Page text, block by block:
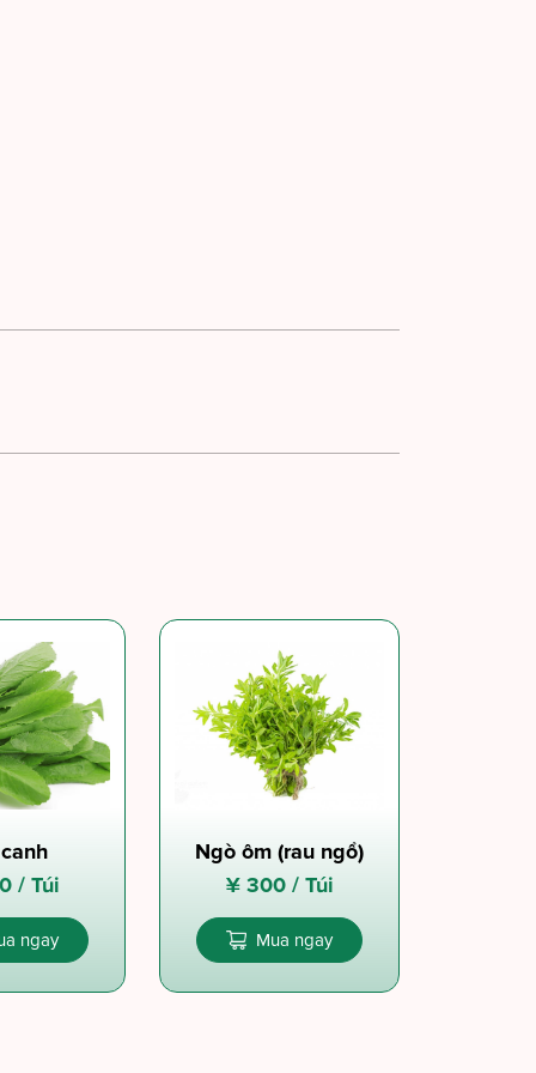
/ Túi
ngay
Ngò ôm (rau ngổ)
¥ 300 / Túi
Mua ngay